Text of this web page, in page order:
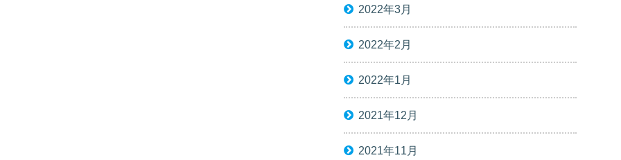
2022年3月
2022年2月
2022年1月
2021年12月
2021年11月